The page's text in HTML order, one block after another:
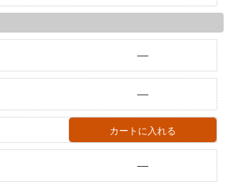
—
—
カートに入れる
—